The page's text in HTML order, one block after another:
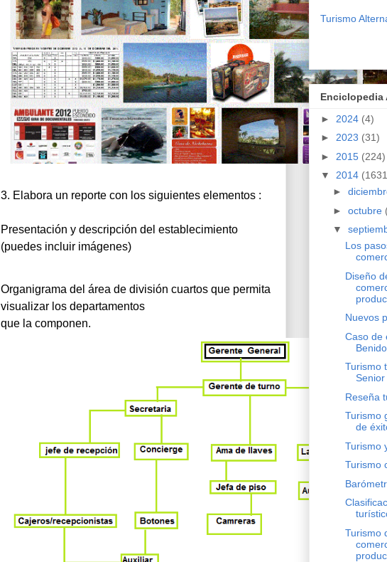
3. Elabora un reporte con los siguientes elementos :
Presentación y descripción del establecimiento
(puedes incluir imágenes)
Organigrama del área de división cuartos que permita
visualizar los departamentos
que la componen.
Turismo
Enciclopedia
► 2024 (4)
► 2023 (31)
► 2015 (224)
▼ 2014
►
► octubre
▼
Los
Diseño
Nuevos
Caso de
Turismo
Reseña
Turismo
de
Turismo
Turismo
Turismo